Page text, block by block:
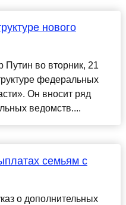
нового
Путин во вторник, 21
федеральных
Он вносит ряд
ведомств....
семьям с
о дополнительных